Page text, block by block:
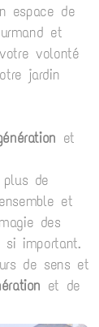
espace de
et
volonté
jardin
et
de
et
des
si important.
de sens et
et de